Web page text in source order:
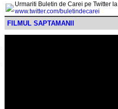
Urmariti Buletin de Carei pe Twitter la
www.twitter.com/buletindecarei
FILMUL SAPTAMANII